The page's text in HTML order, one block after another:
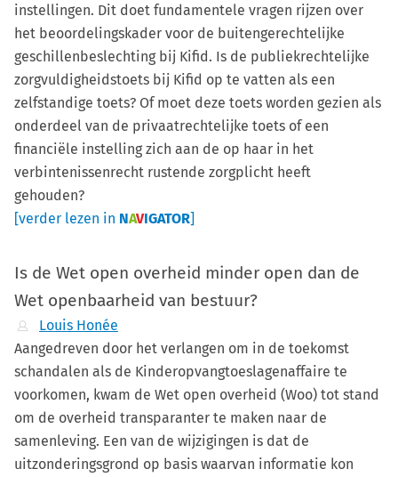
instellingen. Dit doet fundamentele vragen rijzen over
het beoordelingskader voor de buitengerechtelijke
geschillenbeslechting bij Kifid. Is de publiekrechtelijke
zorgvuldigheidstoets bij Kifid op te vatten als een
zelfstandige toets? Of moet deze toets worden gezien als
onderdeel van de privaatrechtelijke toets of een
financiële instelling zich aan de op haar in het
verbintenissenrecht rustende zorgplicht heeft
gehouden?
[verder lezen in NAVIGATOR]
Is de Wet open overheid minder open dan de
Wet openbaarheid van bestuur?
Louis Honée
Aangedreven door het verlangen om in de toekomst
schandalen als de Kinderopvangtoeslagenaffaire te
voorkomen, kwam de Wet open overheid (Woo) tot stand
om de overheid transparanter te maken naar de
samenleving. Een van de wijzigingen is dat de
uitzonderingsgrond op basis waarvan informatie kon